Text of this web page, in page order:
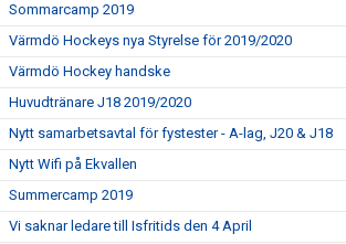
Sommarcamp 2019
Värmdö Hockeys nya Styrelse för 2019/2020
Värmdö Hockey handske
Huvudtränare J18 2019/2020
Nytt samarbetsavtal för fystester - A-lag, J20 & J18
Nytt Wifi på Ekvallen
Summercamp 2019
Vi saknar ledare till Isfritids den 4 April